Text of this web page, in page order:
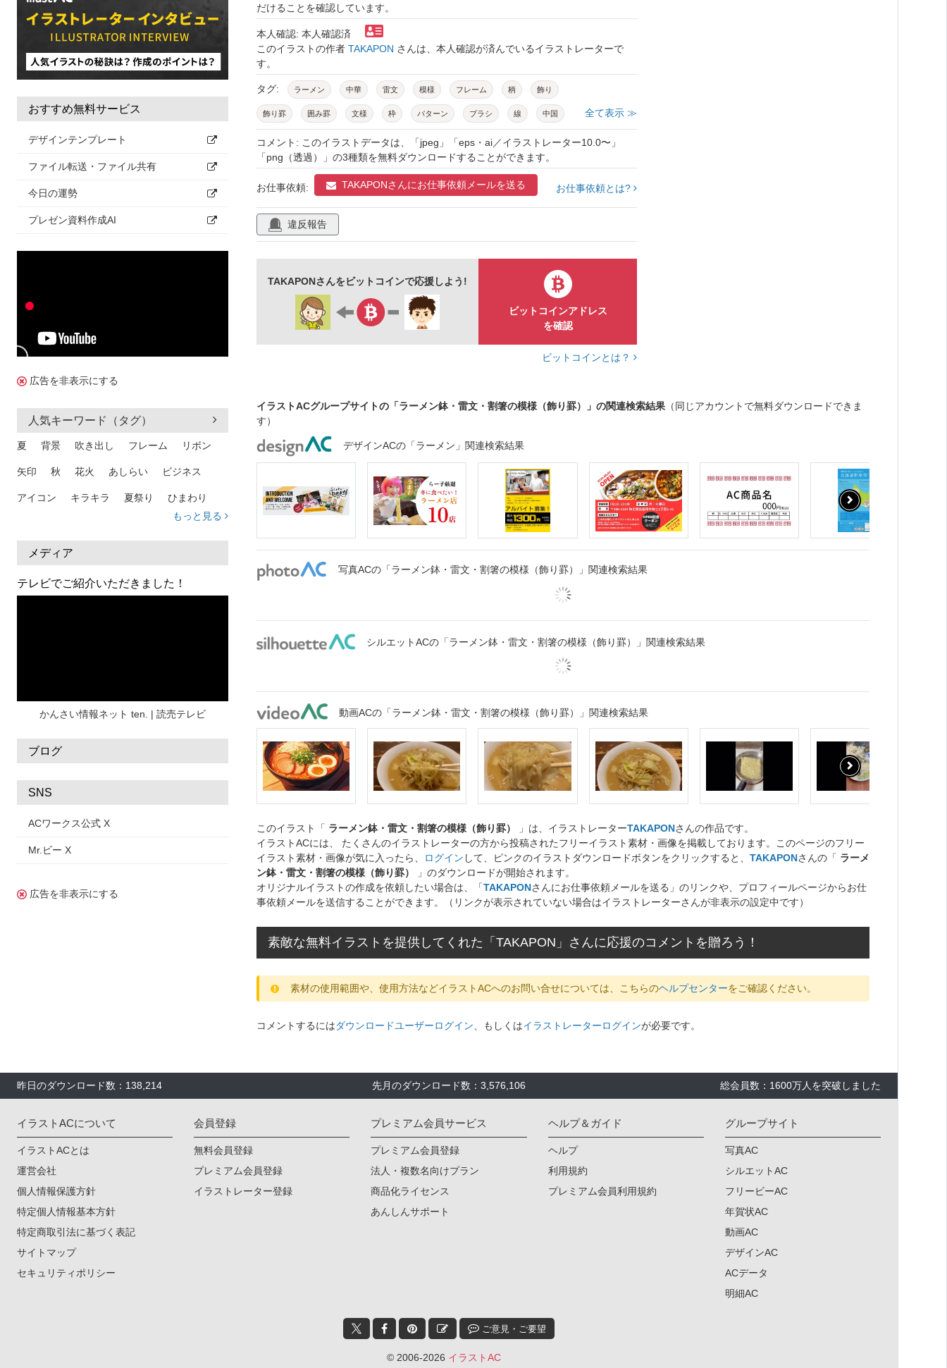
おすすめ無料サービス
デザインテンプレート
ファイル転送・ファイル共有
今日の運勢
プレゼン資料作成AI
広告を非表示にする
人気キーワード（タグ）
夏 背景 吹き出し フレーム リボン
矢印 秋 花火 あしらい ビジネス
アイコン キラキラ 夏祭り ひまわり
熱中症
人物 暑中見舞い
日本地図 海
もっと見る
メディア
テレビでご紹介いただきました！
かんさい情報ネット ten. | 読売テレビ
ブログ
SNS
ACワークス公式 X
Mr.ビー X
広告を非表示にする
だけることを確認しています。
本人確認: 本人確認済
このイラストの作者 TAKAPON さんは、本人確認が済んでいるイラストレーターで
す。
タグ: ラーメン 中華 雷文 模様 フレーム 柄 飾り
飾り罫 囲み罫 文様 枠 バターン ブラシ 線 中国
中華そば 中華柄 赤 渦巻き 丼 器
唐草 あしらい 伝統模様 デザイン 拉麺 支那そば 鉢
ラーメン鉢 アート スウォッチ イラストレーター ベクター
素材 縁 外罫 メニュー 店内pop 屋台 割箸 どんぶり
碗
全て表示 ≫
コメント: このイラストデータは、「jpeg」「eps・ai／イラストレーター10.0〜」
「png（透過）」の3種類を無料ダウンロードすることができます。
お仕事依頼: TAKAPONさんにお仕事依頼メールを送る お仕事依頼とは?
違反報告
TAKAPONさんをビットコインで応援しよう!
ビットコインアドレス
を確認
ビットコインとは？
イラストACグループサイトの「ラーメン鉢・雷文・割箸の模様（飾り罫）」の関連検索結果 （同じアカウントで無料ダウンロードできま
す）
デザインACの「ラーメン」関連検索結果
写真ACの「ラーメン鉢・雷文・割箸の模様（飾り罫）」関連検索結果
シルエットACの「ラーメン鉢・雷文・割箸の模様（飾り罫）」関連検索結果
動画ACの「ラーメン鉢・雷文・割箸の模様（飾り罫）」関連検索結果
このイラスト「 ラーメン鉢・雷文・割箸の模様（飾り罫） 」は、イラストレーターTAKAPONさんの作品です。
イラストACには、 たくさんのイラストレーターの方から投稿されたフリーイラスト素材・画像を掲載しております。このページのフリー
イラスト素材・画像が気に入ったら、
ログイン して、ピンクのイラストダウンロードボタンをクリックすると、 TAKAPONさんの「 ラーメ
ン鉢・雷文・割箸の模様（飾り罫）
」のダウンロードが開始されます。
オリジナルイラストの作成を依頼したい場合は、「TAKAPONさんにお仕事依頼メールを送る」のリンクや、プロフィールページからお仕
事依頼メールを送信することができます。（リンクが表示されていない場合はイラストレーターさんが非表示の設定中です）
素敵な無料イラストを提供してくれた「TAKAPON」さんに応援のコメントを贈ろう！
素材の使用範囲や、使用方法などイラストACへのお問い合せについては、こちらのヘルプセンターをご確認ください。
コメントするにはダウンロードユーザーログイン 、もしくはイラストレーターログインが必要です。
昨日のダウンロード数：138,214 先月のダウンロード数：3,576,106 総会員数：1600万人を突破しました
イラストACについて
イラストACとは
運営会社
個人情報保護方針
特定個人情報基本方針
特定商取引法に基づく表記
サイトマップ
セキュリティポリシー
会員登録
無料会員登録
プレミアム会員登録
イラストレーター登録
プレミアム会員サービス
プレミアム会員登録
法人・複数名向けプラン
商品化ライセンス
あんしんサポート
ヘルプ＆ガイド
ヘルプ
利用規約
プレミアム会員利用規約
グループサイト
写真AC
シルエットAC
フリービーAC
年賀状AC
動画AC
デザインAC
ACデータ
明細AC
ご意見・ご要望
© 2006-2026 イラストAC